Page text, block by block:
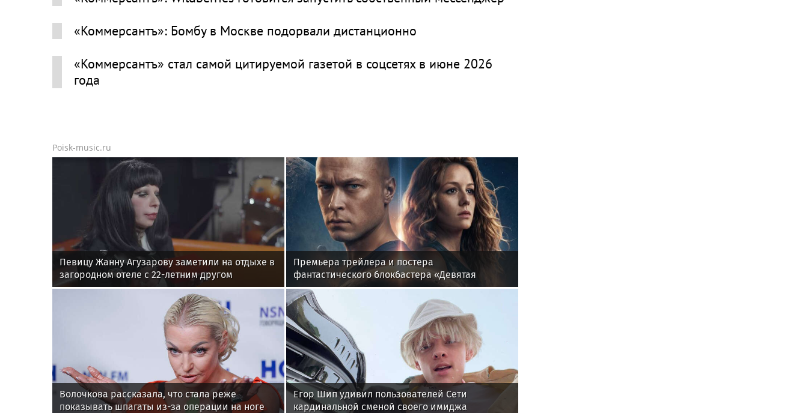
«Коммерсантъ»: Бомбу в Москве подорвали дистанционно
«Коммерсантъ» стал самой цитируемой газетой в соцсетях в июне 2026
года
Poisk-music.ru
Певицу Жанну Агузарову заметили на отдыхе в
загородном отеле с 22-летним другом
Премьера трейлера и постера
фантастического блокбастера «Девятая
планета»
Волочкова рассказала, что стала реже
показывать шпагаты из-за операции на ноге
Егор Шип удивил пользователей Сети
кардинальной сменой своего имиджа